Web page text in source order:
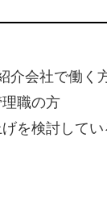
介会社で働く
職の方
を検討して